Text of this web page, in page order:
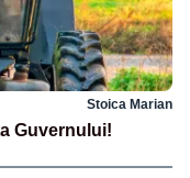
Stoica Marian
Guvernului!